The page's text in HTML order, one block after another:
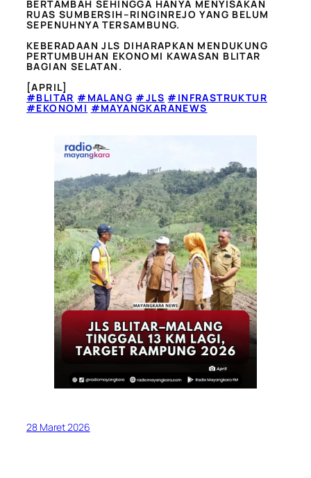
BERTAMBAH SEHINGGA HANYA MENYISAKAN
RUAS SUMBERSIH–RINGINREJO YANG BELUM
SEPENUHNYA TERSAMBUNG.
KEBERADAAN JLS DIHARAPKAN MENDUKUNG
PERTUMBUHAN EKONOMI KAWASAN BLITAR
BAGIAN SELATAN.
[APRIL]
#BLITAR #MALANG #JLS #INFRASTRUKTUR
#EKONOMI #MAYANGKARANEWS
28 Maret 2026